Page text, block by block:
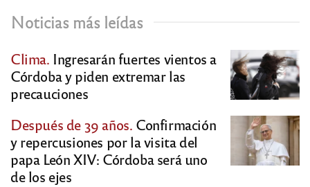
Noticias más leídas
Clima. Ingresarán fuertes vientos a
Córdoba y piden extremar las
precauciones
Después de 39 años. Confirmación
y repercusiones por la visita del
papa León XIV: Córdoba será uno
de los ejes